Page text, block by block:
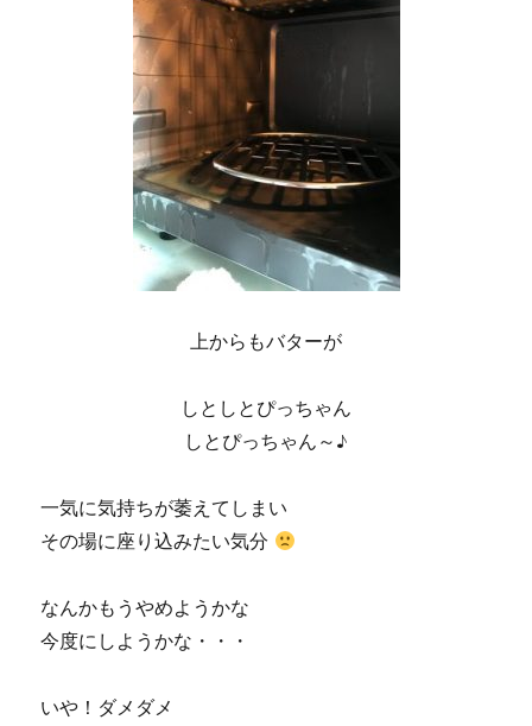
上からもバターが
しとしとぴっちゃん
しとぴっちゃん～♪
一気に気持ちが萎えてしまい
その場に座り込みたい気分
なんかもうやめようかな
今度にしようかな・・・
いや！ダメダメ